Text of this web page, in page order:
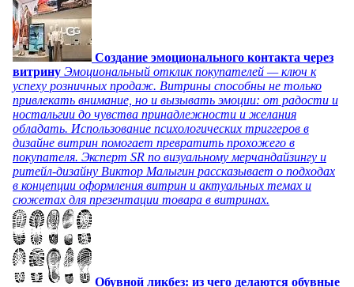
Создание эмоционального контакта через
витрину Эмоциональный отклик покупателей — ключ к
успеху розничных продаж. Витрины способны не только
привлекать внимание, но и вызывать эмоции: от радости и
ностальгии до чувства принадлежности и желания
обладать. Использование психологических триггеров в
дизайне витрин помогает превратить прохожего в
покупателя. Эксперт SR по визуальному мерчандайзингу и
ритейл-дизайну Виктор Малыгин рассказывает о подходах
в концепции оформления витрин и актуальных темах и
сюжетах для презентации товара в витринах.
Обувной ликбез: из чего делаются обувные